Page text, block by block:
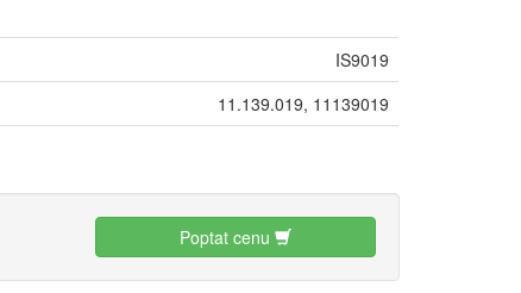
IS9019
11.139.019, 11139019
Poptat cenu